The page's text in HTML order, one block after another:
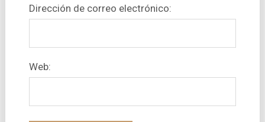
Dirección de correo electrónico:
Web: